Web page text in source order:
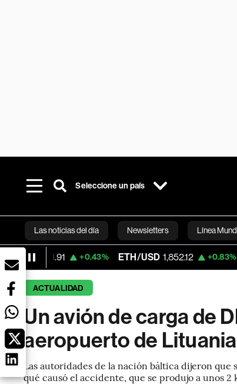
Seleccione un país
Las noticias del día Newsletters Línea
+0.43% ETH/USD 1,852.12 +0.83% Visa 366.13
ACTUALIDAD
Un avión de carga de
aeropuerto de
Las autoridades de la nación báltica dijeron
qué causó el accidente, que se produjo a unos